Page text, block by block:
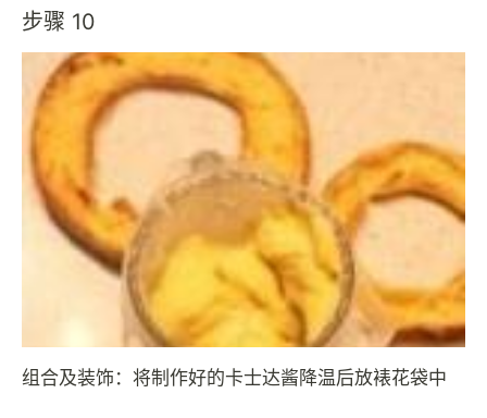
步骤 10
组合及装饰：将制作好的卡士达酱降温后放裱花袋中